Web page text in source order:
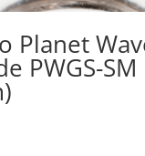
Planet
PWGS-SM